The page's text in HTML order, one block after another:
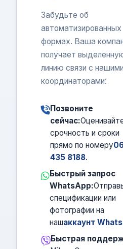
Забудьте об
автоматизированных
формах. Ваша
получает
линию связи с нашими
координаторами:
Позвоните
сейчас:
срочность и сроки
прямо по номеру
435 8188.
Быстрый запрос
WhatsApp:
спецификации или
фотографии на
нашаккаунт
Быстрая